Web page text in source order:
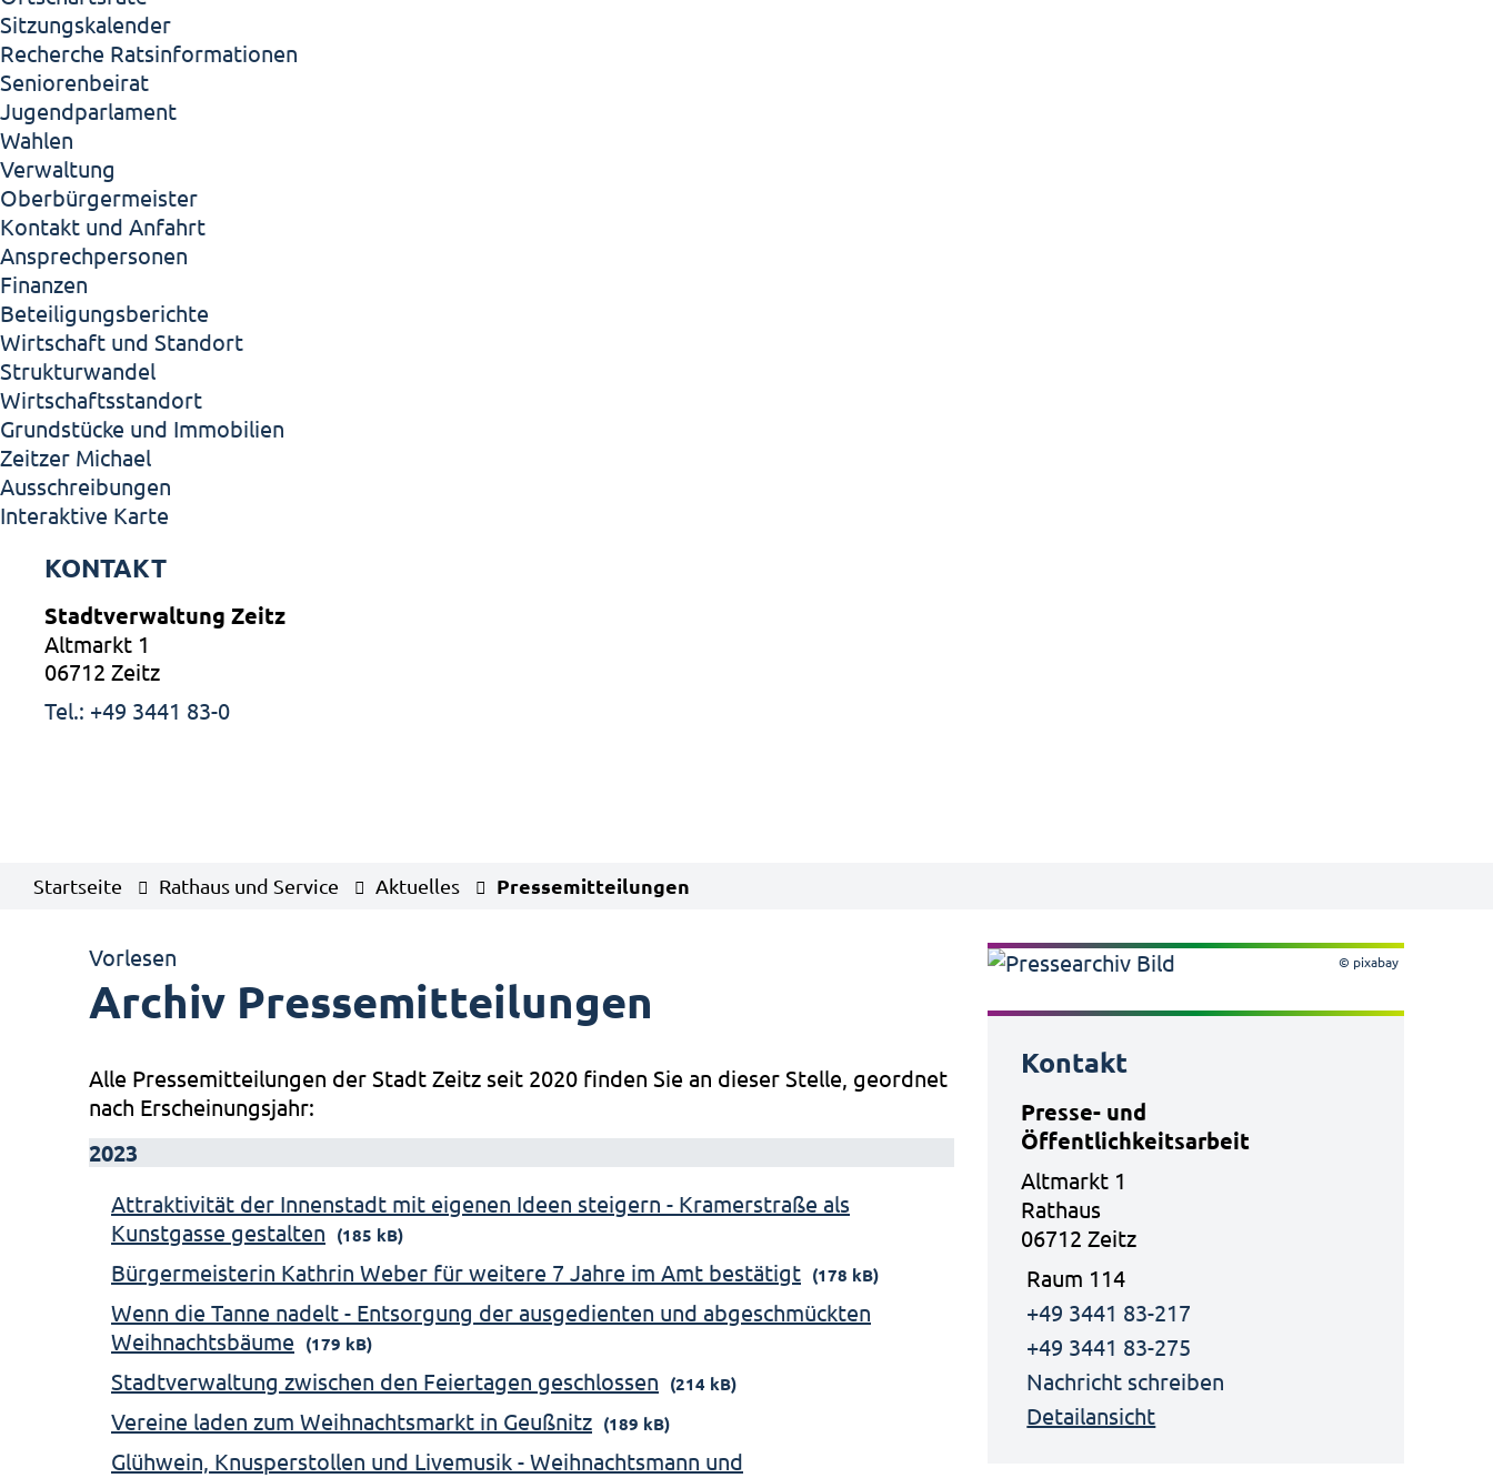
Sitzungskalender
Recherche Ratsinformationen
Seniorenbeirat
Jugendparlament
Wahlen
Verwaltung
Oberbürgermeister
Kontakt und Anfahrt
Ansprechpersonen
Finanzen
Beteiligungsberichte
Wirtschaft und Standort
Strukturwandel
Wirtschaftsstandort
Grundstücke und Immobilien
Zeitzer Michael
Ausschreibungen
Interaktive Karte
KONTAKT
Stadtverwaltung Zeitz
Altmarkt 1
06712 Zeitz
Tel.: +49 3441 83-0
Startseite Rathaus und Service Aktuelles Pressemitteilungen
Vorlesen
Archiv Pressemitteilungen
Alle Pressemitteilungen der Stadt Zeitz seit 2020 finden Sie an dieser Stelle, geordnet
nach Erscheinungsjahr:
2023
Attraktivität der Innenstadt mit eigenen Ideen steigern - Kramerstraße als
Kunstgasse gestalten (185 kB)
Bürgermeisterin Kathrin Weber für weitere 7 Jahre im Amt bestätigt (178 kB)
Wenn die Tanne nadelt - Entsorgung der ausgedienten und abgeschmückten
Weihnachtsbäume (179 kB)
Stadtverwaltung zwischen den Feiertagen geschlossen (214 kB)
Vereine laden zum Weihnachtsmarkt in Geußnitz (189 kB)
Glühwein, Knusperstollen und Livemusik - Weihnachtsmann und
© pixabay
Kontakt
Presse- und
Öffentlichkeitsarbeit
Altmarkt 1
Rathaus
06712 Zeitz
Raum 114
+49 3441 83-217
+49 3441 83-275
Nachricht schreiben
Detailansicht